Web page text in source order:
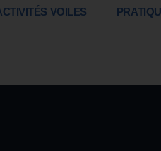
VOILES